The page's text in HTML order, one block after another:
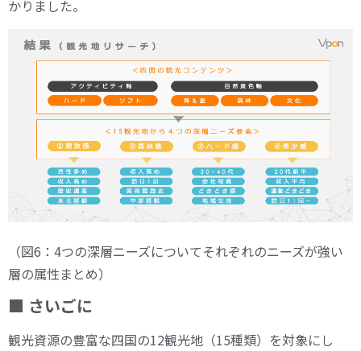
かりました。
（図6：4つの深層ニーズについてそれぞれのニーズが強い
層の属性まとめ）
■ さいごに
観光資源の豊富な四国の12観光地（15種類）を対象にし